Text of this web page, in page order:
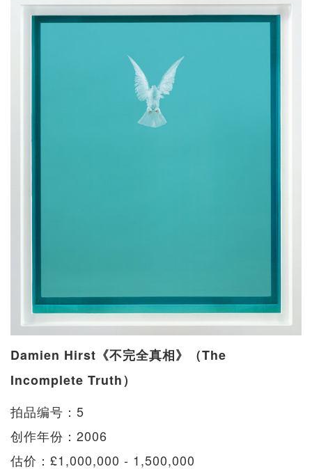
Damien Hirst《不完全真相》（The
Incomplete Truth）
拍品编号：5
创作年份：2006
估价：£1,000,000 - 1,500,000